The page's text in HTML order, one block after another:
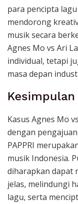
para pencipta
mendorong
musik secara
Agnes Mo vs Ari
individual, tetapi
masa depan
Kesimpulan
Kasus Agnes Mo
dengan pengajuan
PAPPRI
musik Indonesia.
diharapkan dapat
jelas, melindungi
lagu, serta